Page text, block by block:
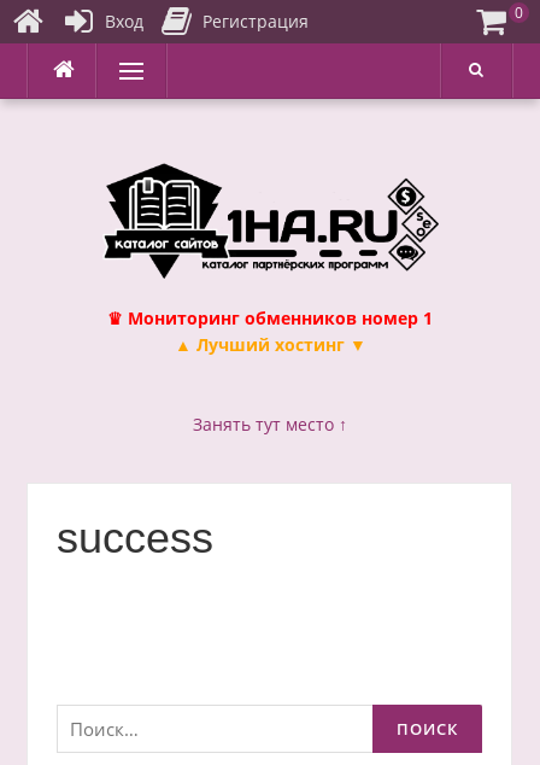
Перейти
содержимому
Меню
♛ Мониторинг обменников номер 1
▲ Лучший хостинг ▼
Занять тут место ↑
success
Найти:
Вход Регистрация 0